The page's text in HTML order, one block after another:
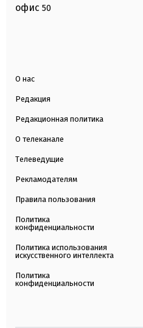
офис 50
О нас
Редакция
Редакционная политика
О телеканале
Телеведущие
Рекламодателям
Правила пользования
Политика
конфиденциальности
Политика использования
искусственного интеллекта
Политика
конфиденциальности